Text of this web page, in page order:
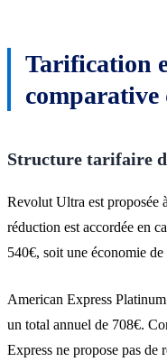
Tarification
comparative
Structure tarifaire
Revolut Ultra est proposée
réduction est accordée en
540€, soit une économie de
American Express
un total annuel de 708€.
Express ne propose pas de